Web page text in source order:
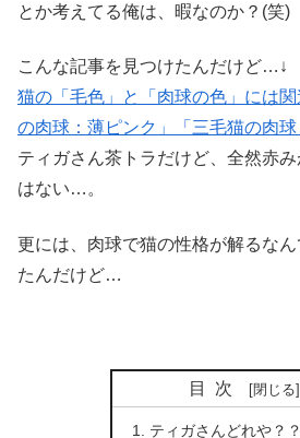
とか考えてる俺は、暇なのか？(笑)
こんな記事を見つけたんだけど…↓
猫の「毛色」と「肉球の色」には
の肉球：薄ピンク」「三毛猫の肉球
ティガさん茶トラだけど、全然赤
はない…。
更には、肉球で猫の性格が解るな
たんだけど…
目次
ティガさんどれや？？